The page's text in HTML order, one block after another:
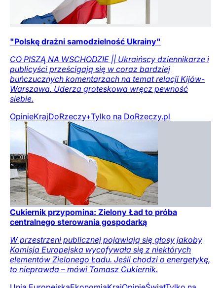
"Polskę drażni samodzielność Ukrainy"
CO PISZĄ NA WSCHODZIE || Ukraińscy dziennikarze i
publicyści prześcigają się w coraz bardziej
buńczucznych komentarzach na temat relacji Kijów-
Warszawa. Uderza groteskowa wręcz pewność
siebie.
OpinieKrajDoRzeczy+Tylko na DoRzeczy.pl
Cukiernik przypomina: Zielony Ład to próba
centralnego sterowania gospodarką
W przestrzeni publicznej pojawiają się głosy jakoby
Komisja Europejska wycofywała się z niektórych
elementów Zielonego Ładu. Jeśli chodzi o energetykę,
to nieprawda – mówi Tomasz Cukiernik.